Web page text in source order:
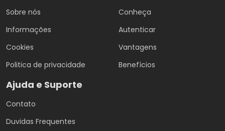
Sobre nós
Informações
Cookies
Politica de privacidade
Conheça
Autenticar
Vantagens
Benefícios
Ajuda e Suporte
Contato
Duvidas Frequentes